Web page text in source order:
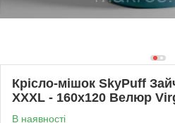
Крісло-мішок SkyPuff
XXXL - 160х120 Велюр
В наявності